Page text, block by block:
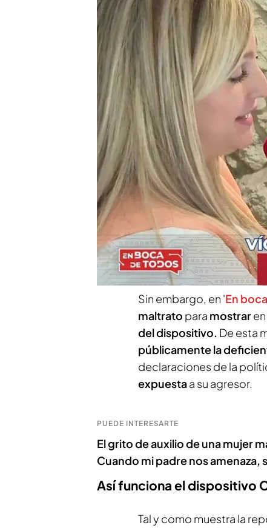
Un testimonio
demostrar los fallos
Una mujer, víctima de
fallo de las pulseras
veces''
Compartir
La secretaria general de
dispositivos COMETA
de violencia de género
todo es fruto de "una
mediática y judicial".
Sin embargo, en 'En
maltrato para mostrar
del dispositivo. De esta
públicamente la
declaraciones de la
expuestaa su agresor.
PUEDE INTERESARTE
El grito de auxilio de una mujer
Cuando mi padre nos amenaza,
Así funciona el dispositivo
Tal y como muestra la